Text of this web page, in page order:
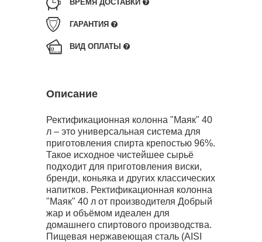
ВРЕМЯ ДОСТАВКИ
ГАРАНТИЯ
ВИД ОПЛАТЫ
Описание
Ректификационная колонна "Маяк" 40
л – это универсальная система для
приготовления спирта крепостью 96%.
Такое исходное чистейшее сырьё
подходит для приготовления виски,
бренди, коньяка и других классических
напитков. Ректификационная колонна
"Маяк" 40 л от производителя Добрый
жар и объёмом идеален для
домашнего спиртового производства.
Пищевая нержавеющая сталь (AISI